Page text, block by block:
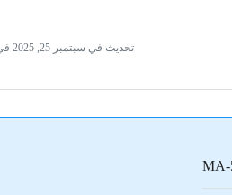
تحديث في سبتمبر 25, 2025 في 12:36 م
MA-